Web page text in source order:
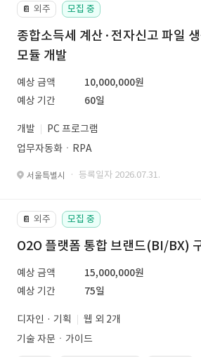
📔 외주 모집 중
종합소득세 계산·전자신고 파일
모듈 개발
예상 금액
10,000,000원
예상 기간
60일
개발
PC 프로그램
업무자동화ㆍRPA
서울특별시 · 등록일자 2026.07.31.
📔 외주 모집 중
O2O 플랫폼 통합 브랜드(BI/BX)
예상 금액
15,000,000원
예상 기간
75일
디자인 · 기획
웹 외 2개
기술 자문ㆍ가이드